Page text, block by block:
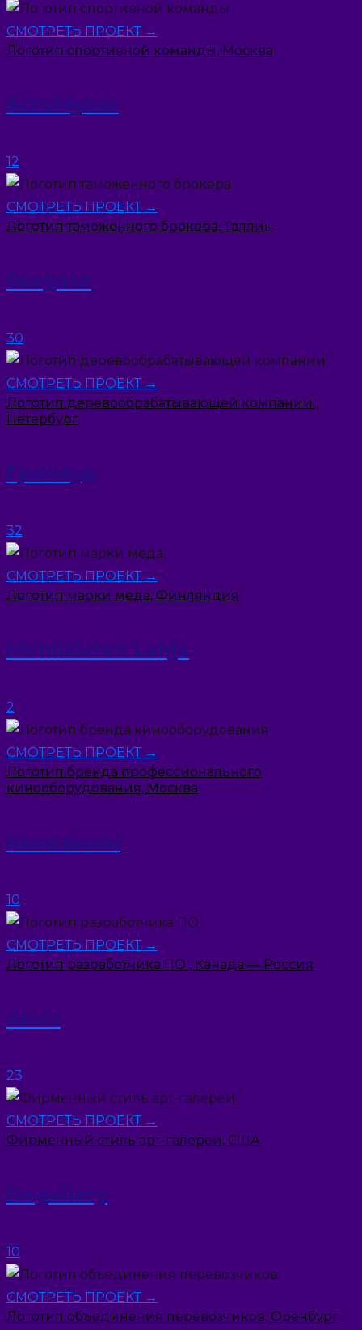
СМОТРЕТЬ ПРОЕКТ →
Логотип спортивной команды, Москва
AcroMyaso
12
СМОТРЕТЬ ПРОЕКТ →
Логотип таможенного брокера, Таллин
Seagate
30
СМОТРЕТЬ ПРОЕКТ →
Логотип деревообрабатывающей компании ,
Петербург
Гринвуд
32
СМОТРЕТЬ ПРОЕКТ →
Логотип марки меда, Финляндия
Mehiläisten Lahja
2
СМОТРЕТЬ ПРОЕКТ →
Логотип бренда профессионального
кинооборудования, Москва
Киновижн
10
СМОТРЕТЬ ПРОЕКТ →
Логотип разработчика ПО , Канада — Россия
Akvis
23
СМОТРЕТЬ ПРОЕКТ →
Фирменный стиль арт-галереи, США
Degallery
10
СМОТРЕТЬ ПРОЕКТ →
Логотип объединения перевозчиков, Оренбург